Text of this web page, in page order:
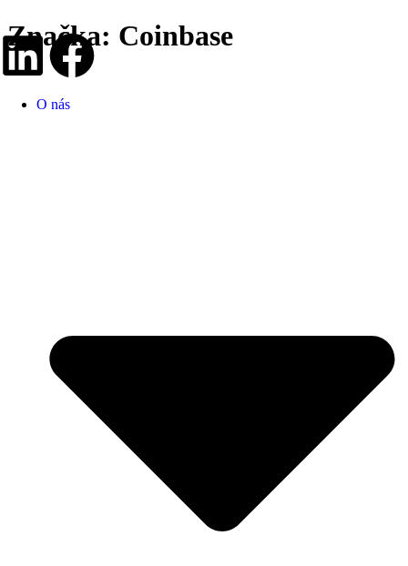
O nás
Značka: Coinbase